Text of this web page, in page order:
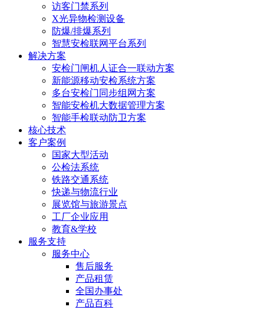
访客门禁系列
X光异物检测设备
防爆/排爆系列
智慧安检联网平台系列
解决方案
安检门闸机人证合一联动方案
新能源移动安检系统方案
多台安检门同步组网方案
智能安检机大数据管理方案
智能手检联动防卫方案
核心技术
客户案例
国家大型活动
公检法系统
铁路交通系统
快递与物流行业
展览馆与旅游景点
工厂企业应用
教育&学校
服务支持
服务中心
售后服务
产品租赁
全国办事处
产品百科